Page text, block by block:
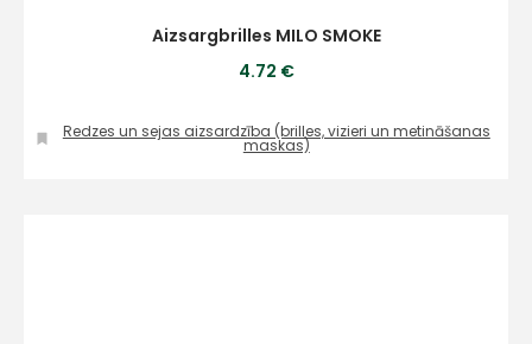
Aizsargbrilles MILO SMOKE
4.72 €
Redzes un sejas aizsardzība (brilles, vizieri un metināšanas
maskas)